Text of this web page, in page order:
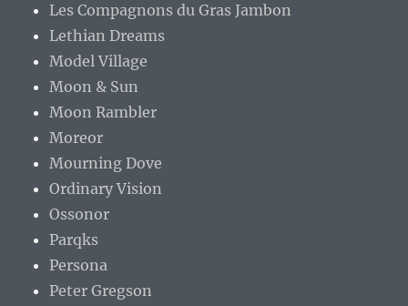
Les Compagnons du Gras Jambon
Lethian Dreams
Model Village
Moon & Sun
Moon Rambler
Moreor
Mourning Dove
Ordinary Vision
Ossonor
Parqks
Persona
Peter Gregson